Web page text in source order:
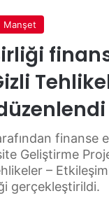
Manşet
finanse
Geliştirme
–
gerçekleştirildi.